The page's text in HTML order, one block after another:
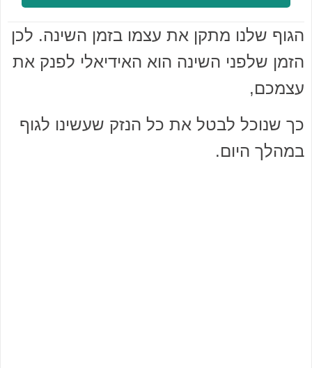
הגוף שלנו מתקן את עצמו בזמן השינה. לכן
הזמן שלפני השינה הוא האידיאלי לפנק את
עצמכם,
כך שנוכל לבטל את כל הנזק שעשינו לגוף
במהלך היום.